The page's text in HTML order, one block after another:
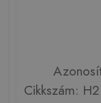
Cikkszám: